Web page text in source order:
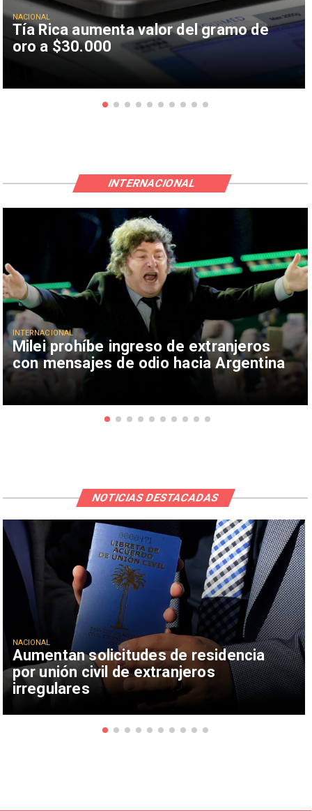
Tía Rica aumenta valor del gramo de
oro a $30.000
NACIONAL
Milei prohíbe ingreso de extranjeros
con mensajes de odio hacia Argentina
INTERNACIONAL
INTERNACIONAL
Aumentan solicitudes de residencia
por unión civil de extranjeros
irregulares
NACIONAL
NOTICIAS DESTACADAS